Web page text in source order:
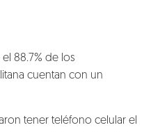
88.7% de los
cuentan con un
tener teléfono celular el